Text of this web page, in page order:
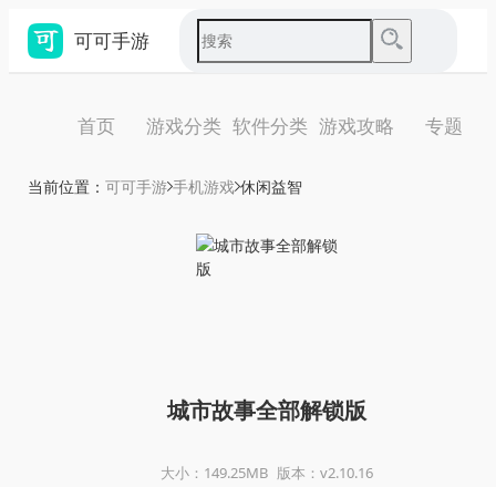
可可手游
首页 游戏分类 软件分类 游戏攻略 专题
当前位置： 可可手游 手机游戏 休闲益智
城市故事全部解锁版
大小：149.25MB 版本：v2.10.16